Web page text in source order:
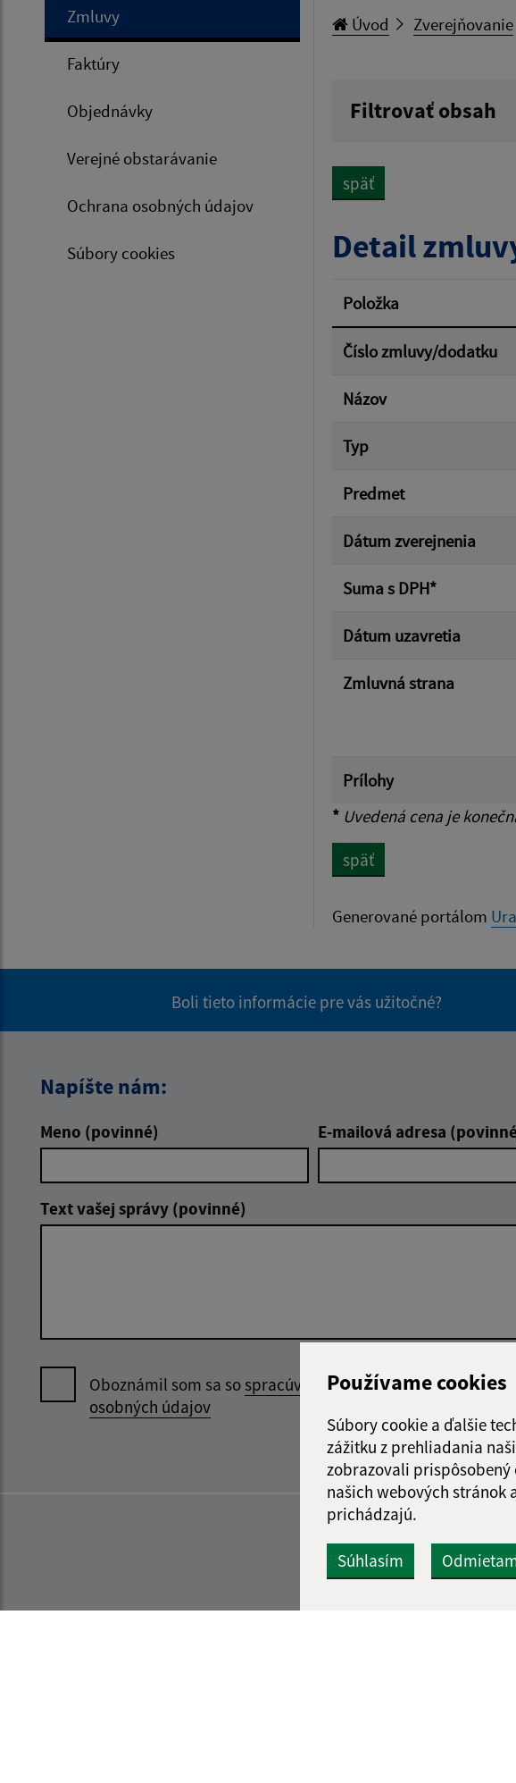
Používame cookies
Súbory cookie a ďalšie
zážitku z prehliadania
zobrazovali prispôsobený
našich webových stránok
prichádzajú.
Súhlasím
Zmluvy
Faktúry
Objednávky
Verejné obstarávanie
Ochrana osobných údajov
Súbory cookies
Úvod Zverejňovanie
Filtrovať obsah
Suma od:
späť
Detail
Položka
Číslo zmluvy/dodatku
Názov
Typ
Predmet
Dátum zverejnenia
Suma s DPH*
Dátum uzavretia
Zmluvná strana
Prílohy
* Uvedená cena je
späť
Generované portálom
Boli tieto informácie pre vás užitočné?
Napíšte nám:
Meno (povinné) E-mailová adresa
Text vašej správy (povinné)
Oboznámil som sa sospracúvaním
osobných údajov
Google reCaptcha
Odoslať